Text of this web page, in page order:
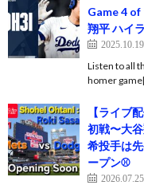
Game 4 of
翔平 ハイ
2025.10.19
Listen to all
homer
【ライブ
初戦〜大
希投手は
ープン⚾️
2026.07.25